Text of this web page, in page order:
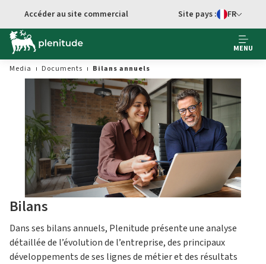
Accéder au site commercial
Sélecteur de
Site pays : FR
MENU
Media
Documents Bilans annuels
Bilans
Dans ses bilans annuels, Plenitude présente une analyse
détaillée de l’évolution de l’entreprise, des principaux
développements de ses lignes de métier et des résultats